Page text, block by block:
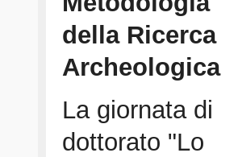
della Ricerca
Archeologica
La giornata di
dottorato "Lo